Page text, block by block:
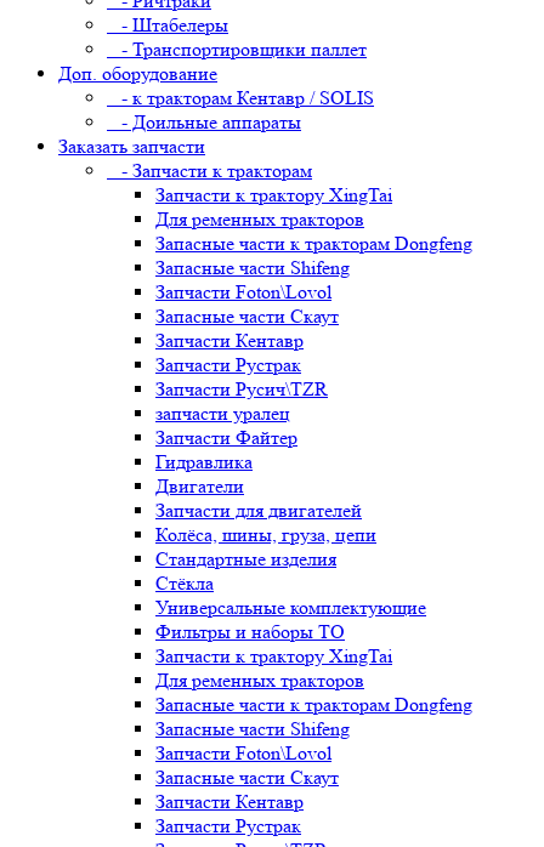
- Штабелеры
- Транспортировщики паллет
Доп. оборудование
- к тракторам Кентавр / SOLIS
- Доильные аппараты
Заказать запчасти
- Запчасти к тракторам
Запчасти к трактору XingTai
Для ременных тракторов
Запасные части к тракторам Dongfeng
Запасные части Shifeng
Запчасти Foton\Lovol
Запасные части Скаут
Запчасти Кентавр
Запчасти Рустрак
Запчасти Русич\TZR
запчасти уралец
Запчасти Файтер
Гидравлика
Двигатели
Запчасти для двигателей
Колёса, шины, груза, цепи
Стандартные изделия
Стёкла
Универсальные комплектующие
Фильтры и наборы ТО
Запчасти к трактору XingTai
Для ременных тракторов
Запасные части к тракторам Dongfeng
Запасные части Shifeng
Запчасти Foton\Lovol
Запасные части Скаут
Запчасти Кентавр
Запчасти Рустрак